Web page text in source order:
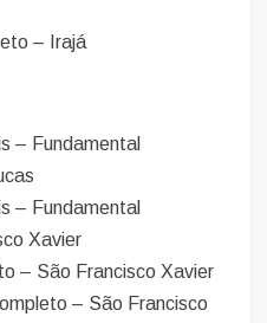
– Irajá
– Fundamental
– Fundamental
Xavier
– São Francisco Xavier
– São Francisco